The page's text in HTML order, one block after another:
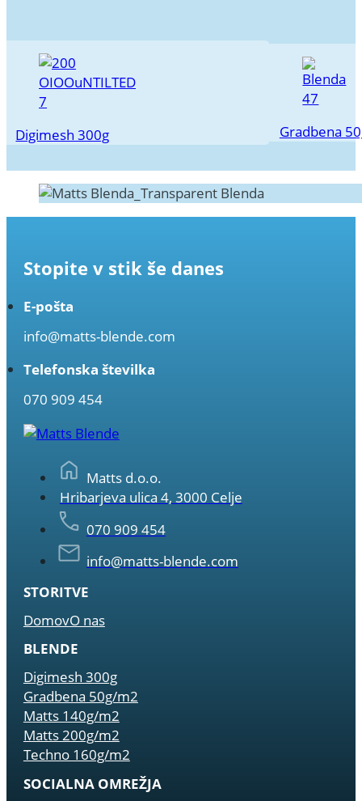
Digimesh 300g Gradbena
Stopite v stik še danes
E-pošta
info@matts-blende.com
Telefonska številka
070 909 454
Matts d.o.o.
Hribarjeva ulica 4, 3000 Celje
070 909 454
info@matts-blende.com
STORITVE
DomovO nas
BLENDE
Digimesh 300g
Gradbena 50g/m2
Matts 140g/m2
Matts 200g/m2
Techno 160g/m2
SOCIALNA OMREŽJA